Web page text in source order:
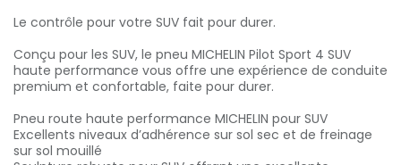
Le contrôle pour votre SUV fait pour durer.
Conçu pour les SUV, le pneu MICHELIN Pilot Sport 4 SUV
haute performance vous offre une expérience de conduite
premium et confortable, faite pour durer.
Pneu route haute performance MICHELIN pour SUV
Excellents niveaux d’adhérence sur sol sec et de freinage
sur sol mouillé